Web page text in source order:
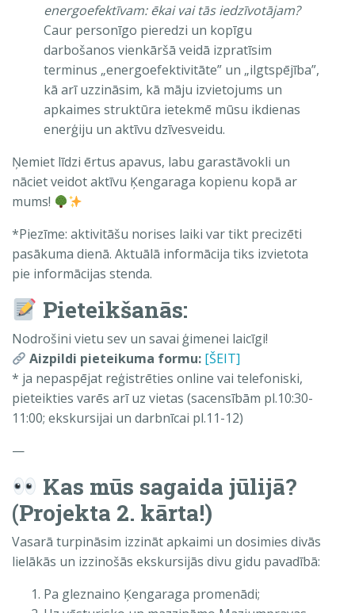
energoefektīvam: ēkai vai tās iedzīvotājam?
Caur personīgo pieredzi un kopīgu
darbošanos vienkāršā veidā izpratīsim
terminus „energoefektivitāte” un „ilgtspējība”,
kā arī uzzināsim, kā māju izvietojums un
apkaimes struktūra ietekmē mūsu ikdienas
enerģiju un aktīvu dzīvesveidu.
Ņemiet līdzi ērtus apavus, labu garastāvokli un
nāciet veidot aktīvu Ķengaraga kopienu kopā ar
mums!
*Piezīme: aktivitāšu norises laiki var tikt precizēti
pasākuma dienā. Aktuālā informācija tiks izvietota
pie informācijas stenda.
Pieteikšanās:
Nodrošini vietu sev un savai ģimenei laicīgi!
Aizpildi pieteikuma formu: [ŠEIT]
* ja nepaspējat reģistrēties online vai telefoniski,
pieteikties varēs arī uz vietas (sacensībām pl.10:30-
11:00; ekskursijai un darbnīcai pl.11-12)
—
Kas mūs sagaida jūlijā?
(Projekta 2. kārta!)
Vasarā turpināsim izzināt apkaimi un dosimies divās
lielākās un izzinošās ekskursijās divu gidu pavadībā:
Pa gleznaino Ķengaraga promenādi;